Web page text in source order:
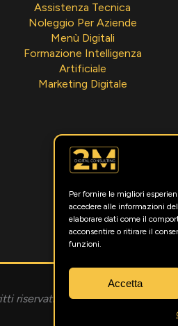
Per fornire le migliori
accedere alle informazioni
elaborare dati come il
acconsentire o ritirare il
funzioni.
Accetta
Assistenza Tecnica
Noleggio Per Aziende
Menù Digitali
Formazione Intelligenza
Artificiale
Marketing Digitale
riservati. P.IVA 01910470333